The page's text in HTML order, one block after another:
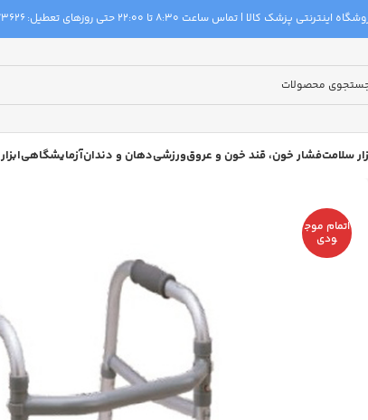
اینترنتی پزشک کالا | تماس ساعت 8:30 تا 22:00 حتی روزهای تعطیل:
سلامتفشار خون، قند خون و عروقورزشیدهان و دندانآزمایشگاهی
اتمام موج
ودی